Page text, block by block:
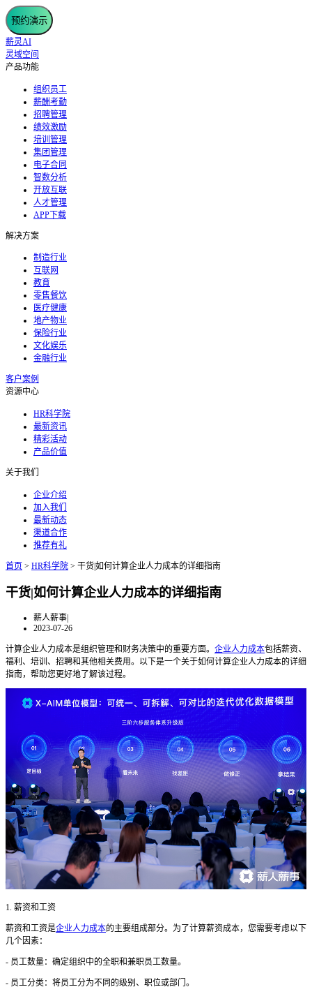
预约演示
薪灵AI
灵域空间
产品功能
组织员工
薪酬考勤
招聘管理
绩效激励
培训管理
集团管理
电子合同
智数分析
开放互联
人才管理
APP下载
解决方案
制造行业
互联网
教育
零售餐饮
医疗健康
地产物业
保险行业
文化娱乐
金融行业
客户案例
资源中心
HR科学院
最新资讯
精彩活动
产品价值
关于我们
企业介绍
加入我们
最新动态
渠道合作
推荐有礼
首页 > HR科学院 > 干货|如何计算企业人力成本的详细指南
干货|如何计算企业人力成本的详细指南
薪人薪事|
2023-07-26
计算企业人力成本是组织管理和财务决策中的重要方面。 企业人力成本包括薪资、
福利、培训、招聘和其他相关费用。以下是一个关于如何计算企业人力成本的详细
指南，帮助您更好地了解该过程。
1. 薪资和工资
薪资和工资是企业人力成本的主要组成部分。为了计算薪资成本，您需要考虑以下
几个因素：
- 员工数量：确定组织中的全职和兼职员工数量。
- 员工分类：将员工分为不同的级别、职位或部门。